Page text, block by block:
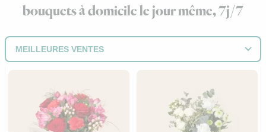
bouquets à domicile le jour même, 7j/7